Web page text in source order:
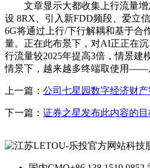
文章显示大都收集上行流量增
设 8RX、引入新FDD频段、爱立
6G将通过上行/下行解耦和基于
量。正在此布景下，对AI正正在
行流量较2025年提高3倍，情景
情景下，越来越多终端取使用——
上一篇： 公司七星园数字经济财
下一篇： 证券之星发布此内容的